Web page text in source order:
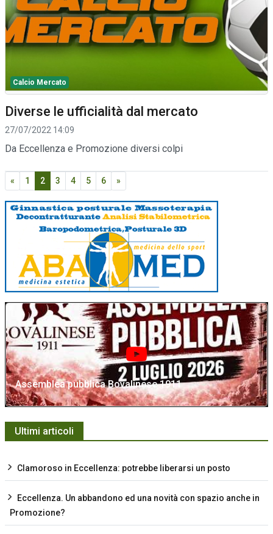
Calcio Mercato
Diverse le ufficialità dal mercato
27/07/2022 14:09
Da Eccellenza e Promozione diversi colpi
« 1 2 3 4 5 6 »
Assemblea pubblica Bovalinese 1911
Ultimi articoli
Clamoroso in Eccellenza: potrebbe liberarsi un posto
Eccellenza. Un abbandono ed una novità con spazio anche in
Promozione?